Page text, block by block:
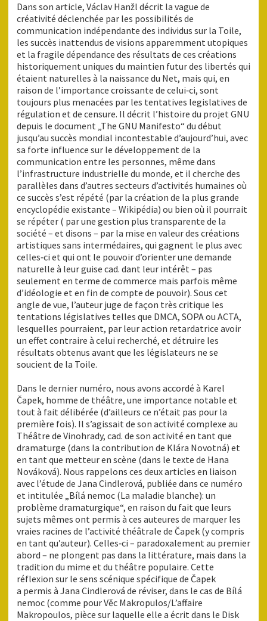
Dans son article, Václav Hanžl décrit la vague de
créativité déclenchée par les possibilités de
communication indépendante des individus sur la Toile,
les succès inattendus de visions apparemment utopiques
et la fragile dépendance des résultats de ces créations
historiquement uniques du maintien futur des libertés qui
étaient naturelles à la naissance du Net, mais qui, en
raison de l’importance croissante de celui‑ci, sont
toujours plus menacées par les tentatives legislatives de
régulation et de censure. Il décrit l’histoire du projet GNU
depuis le document „The GNU Manifesto“ du début
jusqu’au succès mondial incontestable d’aujourd’hui, avec
sa forte influence sur le développement de la
communication entre les personnes, même dans
l’infrastructure industrielle du monde, et il cherche des
parallèles dans d’autres secteurs d’activités humaines où
ce succès s’est répété (par la création de la plus grande
encyclopédie existante – Wikipédia) ou bien où il pourrait
se répéter ( par une gestion plus transparente de la
société – et disons – par la mise en valeur des créations
artistiques sans intermédaires, qui gagnent le plus avec
celles‑ci et qui ont le pouvoir d’orienter une demande
naturelle à leur guise cad. dant leur intérêt – pas
seulement en terme de commerce mais parfois même
d’idéologie et en fin de compte de pouvoir). Sous cet
angle de vue, l’auteur juge de façon très critique les
tentations législatives telles que DMCA, SOPA ou ACTA,
lesquelles pourraient, par leur action retardatrice avoir
un effet contraire à celui recherché, et détruire les
résultats obtenus avant que les législateurs ne se
soucient de la Toile.
Dans le dernier numéro, nous avons accordé à Karel
Čapek, homme de théâtre, une importance notable et
tout à fait délibérée (d’ailleurs ce n’était pas pour la
première fois). Il s’agissait de son activité complexe au
Théâtre de Vinohrady, cad. de son activité en tant que
dramaturge (dans la contribution de Klára Novotná) et
en tant que metteur en scène (dans le texte de Hana
Nováková). Nous rappelons ces deux articles en liaison
avec l’étude de Jana Cindlerová, publiée dans ce numéro
et intitulée „Bílá nemoc (La maladie blanche): un
problème dramaturgique“, en raison du fait que leurs
sujets mêmes ont permis à ces auteures de marquer les
vraies racines de l’activité théâtrale de Čapek (y compris
en tant qu’auteur). Celles‑ci – paradoxalement au premier
abord – ne plongent pas dans la littérature, mais dans la
tradition du mime et du théâtre populaire. Cette
réflexion sur le sens scénique spécifique de Čapek
a permis à Jana Cindlerová de réviser, dans le cas de Bílá
nemoc (comme pour Věc Makropulos/L’affaire
Makropoulos, pièce sur laquelle elle a écrit dans le Disk